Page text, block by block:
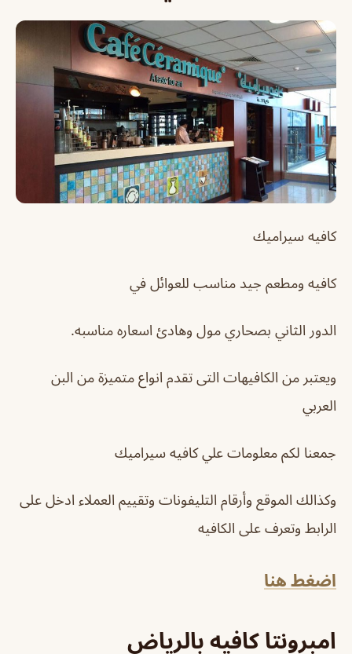
كافيه سيراميك
كافيه ومطعم جيد مناسب للعوائل في
الدور الثاني بصحاري مول وهادئ اسعاره مناسبه.
ويعتبر من الكافيهات التى تقدم انواع متميزة من البن
العربي
جمعنا لكم معلومات علي كافيه سيراميك
وكذالك الموقع وأرقام التليفونات وتقييم العملاء ادخل على
الرابط وتعرف على الكافيه
اضغط هنا
امبرونتا كافيه بالرياض